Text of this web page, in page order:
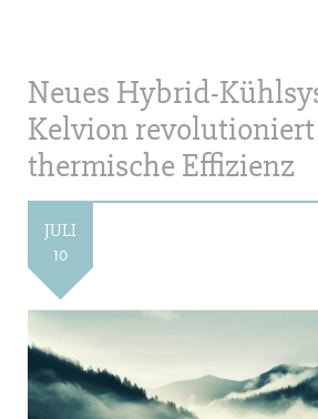
Neues Hybrid-
Kelvion revolutioniert
thermische Effizienz
JULI
10